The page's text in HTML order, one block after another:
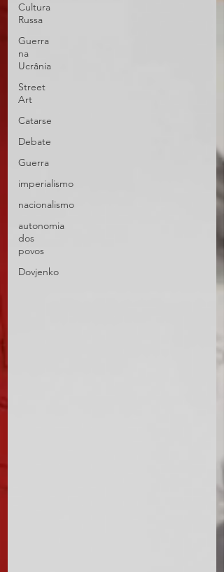
Cultura
Russa
Guerra
na
Ucrânia
Street
Art
Catarse
Debate
Guerra
imperialismo
nacionalismo
autonomia
dos
povos
Dovjenko